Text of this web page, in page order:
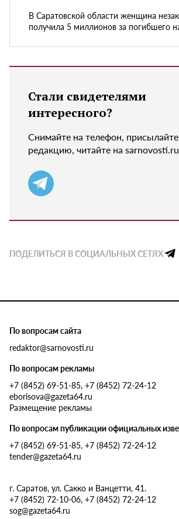
В Саратовской области женщина
получила 5 миллионов за погибшего
Стали свидетелями
интересного?
Снимайте на телефон,
редакцию, читайте на sarnovosti.ru
ПОДЕЛИТЬСЯ В СОЦИАЛЬНЫХ СЕТЯХ
По вопросам сайта
redaktor@sarnovosti.ru
По вопросам рекламы
+7 (8452) 69-51-85, +7 (8452) 72-24-12
eborisova@gazeta64.ru
Размещение рекламы
По вопросам публикации официальных
+7 (8452) 69-51-85, +7 (8452) 72-24-12
tender@gazeta64.ru
г. Саратов, ул. Сакко и Ванцетти, 41.
+7 (8452) 72-10-06, +7 (8452) 72-24-12
sog@gazeta64.ru